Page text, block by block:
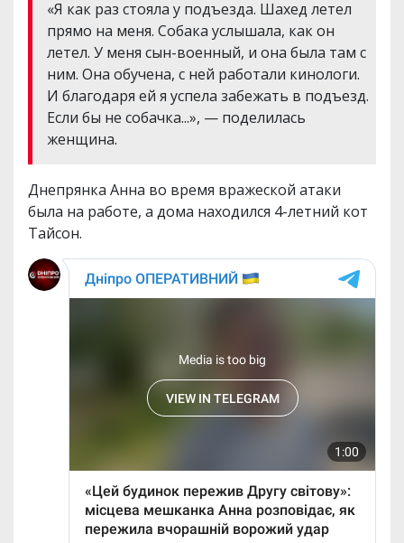
«Я как раз стояла у подъезда. Шахед летел
прямо на меня. Собака услышала, как он
летел. У меня сын-военный, и она была там с
ним. Она обучена, с ней работали кинологи.
И благодаря ей я успела забежать в подъезд.
Если бы не собачка...», — поделилась
женщина.
Днепрянка Анна во время вражеской атаки
была на работе, а дома находился 4-летний кот
Тайсон.